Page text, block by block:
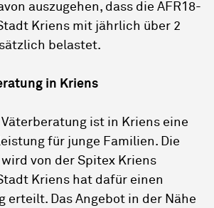
auszugehen, dass die AFR18-
Kriens mit jährlich über 2
belastet.
in Kriens
ist in Kriens eine
für junge Familien. Die
von der Spitex Kriens
Kriens hat dafür einen
erteilt. Das Angebot in der Nähe